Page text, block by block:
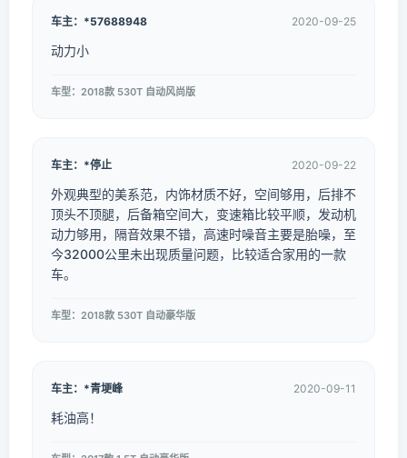
车主：*57688948 2020-09-25
动力小
车型：2018款 530T 自动风尚版
车主：*停止 2020-09-22
外观典型的美系范，内饰材质不好，空间够用，后排不
顶头不顶腿，后备箱空间大，变速箱比较平顺，发动机
动力够用，隔音效果不错，高速时噪音主要是胎噪，至
今32000公里未出现质量问题，比较适合家用的一款
车。
车型：2018款 530T 自动豪华版
车主：*青埂峰 2020-09-11
耗油高！